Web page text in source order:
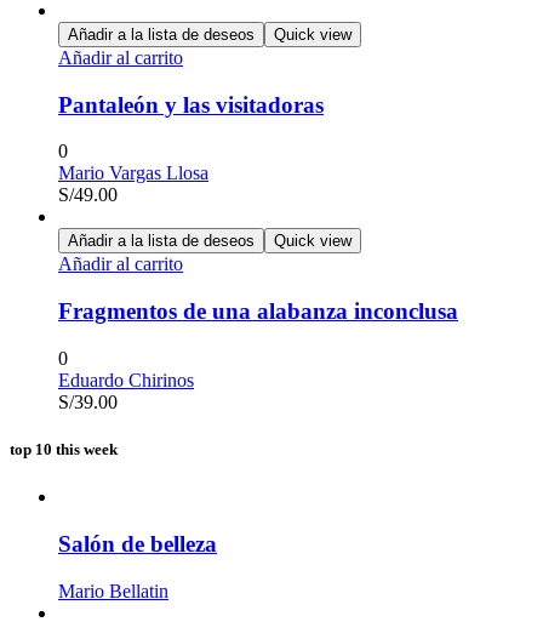
Añadir a la lista de deseos Quick view
Añadir al carrito
Pantaleón y las visitadoras
0
Mario Vargas Llosa
S/49.00
Añadir a la lista de deseos Quick view
Añadir al carrito
Fragmentos de una alabanza inconclusa
0
Eduardo Chirinos
S/39.00
top 10 this week
Salón de belleza
Mario Bellatin